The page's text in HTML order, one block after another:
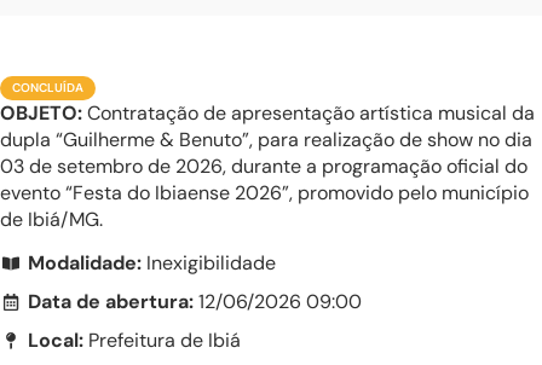
CONCLUÍDA
OBJETO:Contratação de apresentação artística musical da
dupla “Guilherme & Benuto”, para realização de show no dia
03 de setembro de 2026, durante a programação oficial do
evento “Festa do Ibiaense 2026”, promovido pelo município
de Ibiá/MG.
Modalidade:Inexigibilidade
Data de abertura:12/06/2026 09:00
Local:Prefeitura de Ibiá